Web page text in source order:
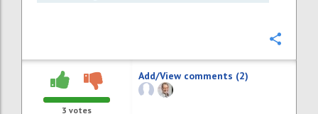
3 votes
Add/View comments (2)